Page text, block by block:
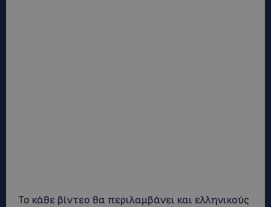
Το κάθε βίντεο θα περιλαμβάνει και ελληνικούς